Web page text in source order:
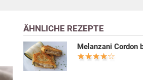
ÄHNLICHE REZEPTE
Melanzani Cordon